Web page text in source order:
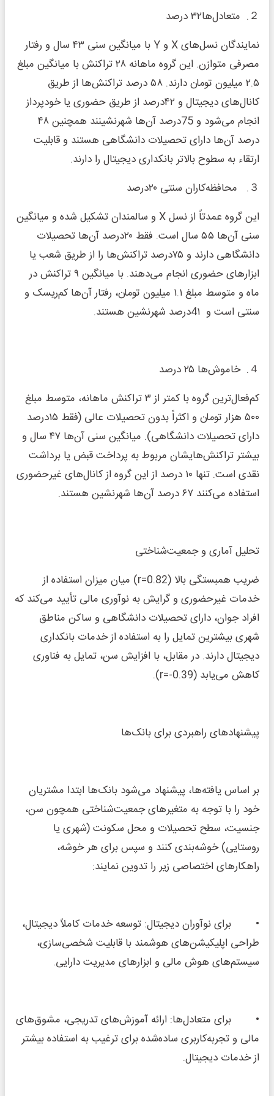
２. متعادل‌ها۳۲ درصد
نمایندگان نسل‌های X و Y با میانگین سنی ۴۳ سال و رفتار
مصرفی متوازن. این گروه ماهانه ۲۸ تراکنش با میانگین مبلغ
۲.۵ میلیون تومان دارند. ۵۸ درصد تراکنش‌ها از طریق
کانال‌های دیجیتال و ۴۲درصد از طریق حضوری یا خودپرداز
انجام می‌شود و 75درصد آن‌ها شهرنشینند همچنین ۴۸
درصد آن‌ها دارای تحصیلات دانشگاهی هستند و قابلیت
ارتقاء به سطوح بالاتر بانکداری دیجیتال را دارند.
３. محافظه‌کاران سنتی ۲۰درصد
این گروه عمدتاً از نسل X و سالمندان تشکیل شده و میانگین
سنی آن‌ها ۵۵ سال است. فقط ۲۰درصد آن‌ها تحصیلات
دانشگاهی دارند و ۷۵درصد تراکنش‌ها را از طریق شعب یا
ابزارهای حضوری انجام می‌دهند. با میانگین ۹ تراکنش در
ماه و متوسط مبلغ ۱.۱ میلیون تومان، رفتار آن‌ها کم‌ریسک و
سنتی است و 4۱درصد شهرنشین هستند.
４. خاموش‌ها ۲۵ درصد
کم‌فعال‌ترین گروه با کمتر از ۳ تراکنش ماهانه، متوسط مبلغ
۵۰۰ هزار تومان و اکثراً بدون تحصیلات عالی (فقط ۱۵درصد
دارای تحصیلات دانشگاهی). میانگین سنی آن‌ها ۴۷ سال و
بیشتر تراکنش‌هایشان مربوط به پرداخت قبض یا برداشت
نقدی است. تنها ۱۰ درصد از این گروه از کانال‌های غیرحضوری
استفاده می‌کنند ۶۷ درصد آن‌ها شهرنشین هستند.
تحلیل آماری و جمعیت‌شناختی
ضریب همبستگی بالا (r=0.82) میان میزان استفاده از
خدمات غیرحضوری و گرایش به نوآوری مالی تأیید می‌کند که
افراد جوان، دارای تحصیلات دانشگاهی و ساکن مناطق
شهری بیشترین تمایل را به استفاده از خدمات بانکداری
دیجیتال دارند. در مقابل، با افزایش سن، تمایل به فناوری
کاهش می‌یابد (r=-0.39).
پیشنهادهای راهبردی برای بانک‌ها
بر اساس یافته‌ها، پیشنهاد می‌شود بانک‌ها ابتدا مشتریان
خود را با توجه به متغیرهای جمعیت‌شناختی همچون سن،
جنسیت، سطح تحصیلات و محل سکونت (شهری یا
روستایی) خوشه‌بندی کنند و سپس برای هر خوشه،
راهکارهای اختصاصی زیر را تدوین نمایند:
• برای نوآوران دیجیتال: توسعه خدمات کاملاً دیجیتال،
طراحی اپلیکیشن‌های هوشمند با قابلیت شخصی‌سازی،
سیستم‌های هوش مالی و ابزارهای مدیریت دارایی.
• برای متعادل‌ها: ارائه آموزش‌های تدریجی، مشوق‌های
مالی و تجربه‌کاربری ساده‌شده برای ترغیب به استفاده بیشتر
از خدمات دیجیتال.